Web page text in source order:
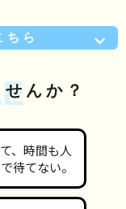
ちら
んか？
、時間も人
待てない。